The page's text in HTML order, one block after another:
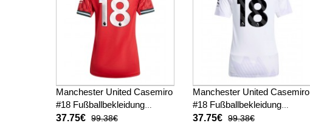
Manchester United Casemiro
#18 Fußballbekleidung
Heimtrikot Damen 2025-26
37.75€ 99.38€
Manchester United Casemiro
#18 Fußballbekleidung
Auswärtstrikot Damen 2025-
37.75€ 99.38€